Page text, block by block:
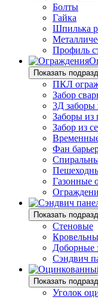
Болты
Гайка
Шпилька
Профиль
Показать
ПКЛ
Забор
3Д заборы
Заборы из
Забор из
Фан
Газонные
Показать
Стеновые
Доборные
Сэндвич
Показать
Уголок